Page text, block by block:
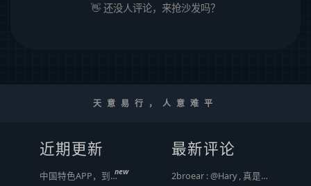
👋 还没人评论，来抢沙发吗？
天意易行，人意难平
近期更新
中国特色APP，到底谁来治？new
最新评论
2broear : @Hary , 真是给他们惯坏了！ [ Emoji Image ]